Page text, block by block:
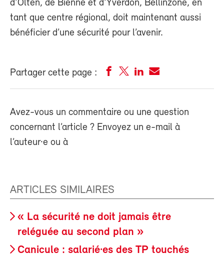
d'Olten, de Bienne et d'Yverdon, Bellinzone, en
tant que centre régional, doit maintenant aussi
bénéficier d’une sécurité pour l’avenir.
Partager cette page :
Avez-vous un commentaire ou une question
concernant l’article ? Envoyez un e-mail à
l’auteur·e ou à
ARTICLES SIMILAIRES
« La sécurité ne doit jamais être
reléguée au second plan »
Canicule : salarié·es des TP touchés